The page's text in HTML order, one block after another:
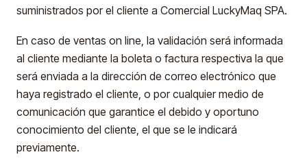
suministrados por el cliente a Comercial LuckyMaq SPA.
En caso de ventas on line, la validación será informada
al cliente mediante la boleta o factura respectiva la que
será enviada a la dirección de correo electrónico que
haya registrado el cliente, o por cualquier medio de
comunicación que garantice el debido y oportuno
conocimiento del cliente, el que se le indicará
previamente.